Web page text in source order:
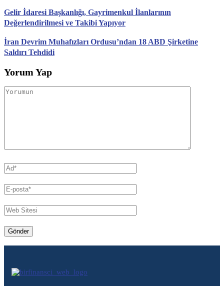
Gelir İdaresi Başkanlığı, Gayrimenkul İlanlarının
Değerlendirilmesi ve Takibi Yapıyor
İran Devrim Muhafızları Ordusu’ndan 18 ABD Şirketine
Saldırı Tehdidi
Yorum Yap